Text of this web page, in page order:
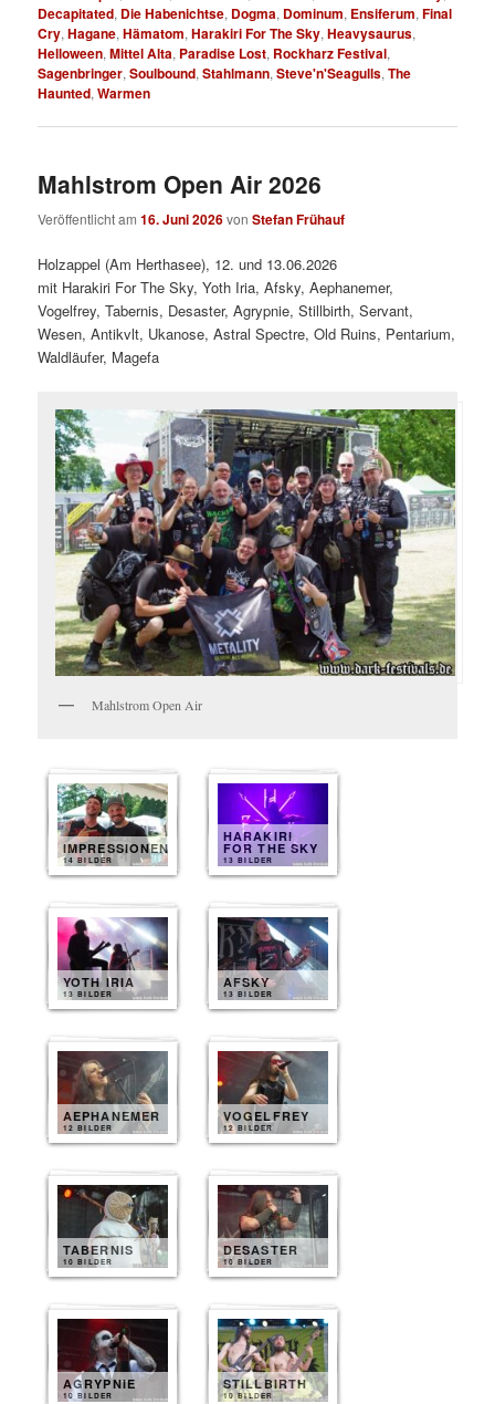
Decapitated, Die Habenichtse, Dogma, Dominum, Ensiferum,Final
Cry,Hagane,Hämatom,Harakiri For The Sky,Heavysaurus,
Helloween,Mittel Alta, Paradise Lost, Rockharz Festival,
Sagenbringer,Soulbound,Stahlmann,Steve'n'Seagulls,The
Haunted,Warmen
Mahlstrom Open Air 2026
Veröffentlicht am16. Juni 2026vonStefan Frühauf
Holzappel (Am Herthasee), 12. und 13.06.2026
mit Harakiri For The Sky, Yoth Iria, Afsky, Aephanemer,
Vogelfrey, Tabernis, Desaster, Agrypnie, Stillbirth, Servant,
Wesen, Antikvlt, Ukanose, Astral Spectre, Old Ruins, Pentarium,
Waldläufer, Magefa
Mahlstrom Open Air
IMPRESSIONEN
14 BILDER
HARAKIRI
FOR THE SKY
13 BILDER
YOTH IRIA
13 BILDER
AFSKY
13 BILDER
AEPHANEMER
12 BILDER
VOGELFREY
12 BILDER
TABERNIS
10 BILDER
DESASTER
10 BILDER
AGRYPNIE
10 BILDER
STILLBIRTH
10 BILDER